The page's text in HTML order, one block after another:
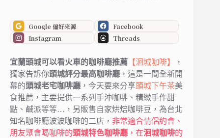
Google 偏好來源
Facebook
Instagram
Threads
宜蘭頭城可以看火車的咖啡廳推薦 【洄城咖啡】
，
獨家告訴你頭城評分最高咖啡廳 ，這是一間全新開
幕的頭城老宅咖啡廳 ，今天要來分享頭城下午茶美
食推薦，主要提供一系列手沖咖啡、精緻手作甜
點、鹹派等等…，另販售自家烘焙咖啡豆，為台北
知名咖啡廳波波咖啡的二店， 非常適合情侶約會、
朋友聚會喝咖啡的頭城特色咖啡廳 ，在洄城咖啡的